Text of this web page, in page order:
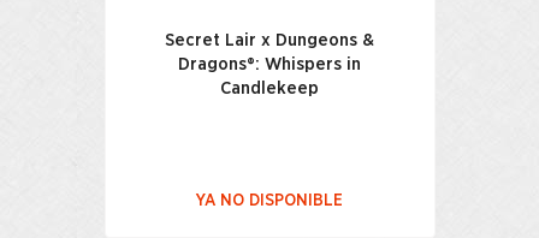
Secret Lair x Dungeons &
Dragons®: Whispers in
Candlekeep
YA NO DISPONIBLE